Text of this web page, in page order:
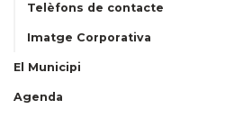
Telèfons de contacte
Imatge Corporativa
El Municipi
Agenda